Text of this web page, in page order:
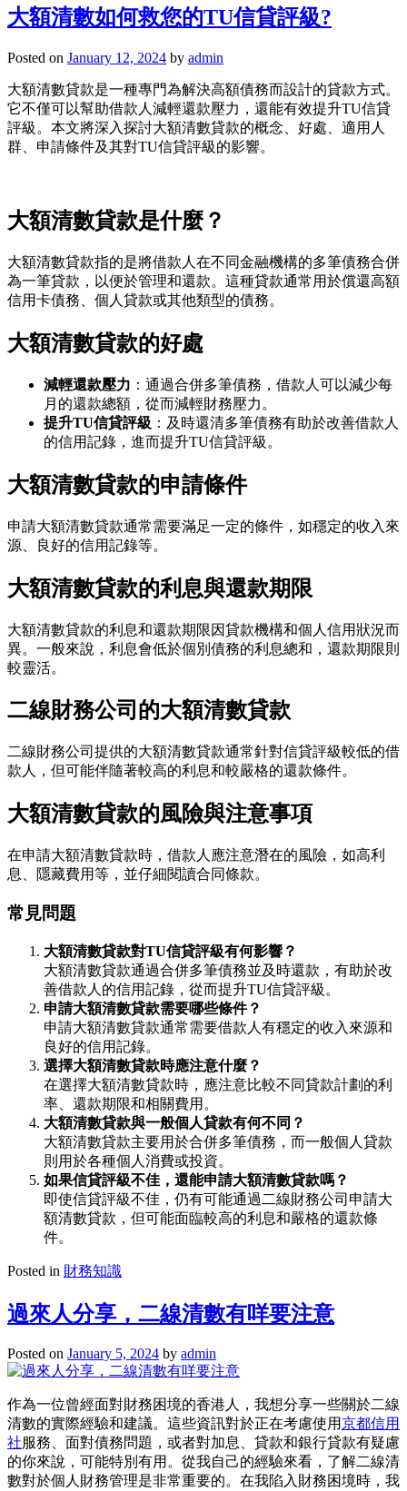
大額清數如何救您的TU信貸評級?
Posted on January 12, 2024 by admin
大額清數貸款是一種專門為解決高額債務而設計的貸款方式。
它不僅可以幫助借款人減輕還款壓力，還能有效提升TU信貸
評級。本文將深入探討大額清數貸款的概念、好處、適用人
群、申請條件及其對TU信貸評級的影響。
大額清數貸款是什麼？
大額清數貸款指的是將借款人在不同金融機構的多筆債務合併
為一筆貸款，以便於管理和還款。這種貸款通常用於償還高額
信用卡債務、個人貸款或其他類型的債務。
大額清數貸款的好處
減輕還款壓力 ：通過合併多筆債務，借款人可以減少每
月的還款總額，從而減輕財務壓力。
提升TU信貸評級 ：及時還清多筆債務有助於改善借款人
的信用記錄，進而提升TU信貸評級。
大額清數貸款的申請條件
申請大額清數貸款通常需要滿足一定的條件，如穩定的收入來
源、良好的信用記錄等。
大額清數貸款的利息與還款期限
大額清數貸款的利息和還款期限因貸款機構和個人信用狀況而
異。一般來說，利息會低於個別債務的利息總和，還款期限則
較靈活。
二線財務公司的大額清數貸款
二線財務公司提供的大額清數貸款通常針對信貸評級較低的借
款人，但可能伴隨著較高的利息和較嚴格的還款條件。
大額清數貸款的風險與注意事項
在申請大額清數貸款時，借款人應注意潛在的風險，如高利
息、隱藏費用等，並仔細閱讀合同條款。
常見問題
大額清數貸款對TU信貸評級有何影響？
大額清數貸款通過合併多筆債務並及時還款，有助於改
善借款人的信用記錄，從而提升TU信貸評級。
申請大額清數貸款需要哪些條件？
申請大額清數貸款通常需要借款人有穩定的收入來源和
良好的信用記錄。
選擇大額清數貸款時應注意什麼？
在選擇大額清數貸款時，應注意比較不同貸款計劃的利
率、還款期限和相關費用。
大額清數貸款與一般個人貸款有何不同？
大額清數貸款主要用於合併多筆債務，而一般個人貸款
則用於各種個人消費或投資。
如果信貸評級不佳，還能申請大額清數貸款嗎？
即使信貸評級不佳，仍有可能通過二線財務公司申請大
額清數貸款，但可能面臨較高的利息和嚴格的還款條
件。
Posted in 財務知識
過來人分享，二線清數有咩要注意
Posted on January 5, 2024 by admin
作為一位曾經面對財務困境的香港人，我想分享一些關於二線
清數的實際經驗和建議。這些資訊對於正在考慮使用京都信用
社服務、面對債務問題，或者對加息、貸款和銀行貸款有疑慮
的你來說，可能特別有用。從我自己的經驗來看，了解二線清
數對於個人財務管理是非常重要的。在我陷入財務困境時，我